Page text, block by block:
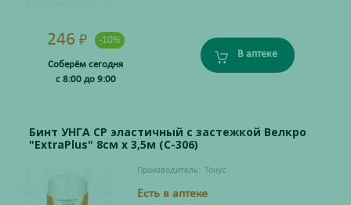
246 ₽ -10%
Соберём сегодня
с 8:00 до 9:00
В аптеке
Бинт УНГА СР эластичный с застежкой Велкро
"ExtraPlus" 8см х 3,5м (С-306)
Производитель: Тонус
Есть в аптеке